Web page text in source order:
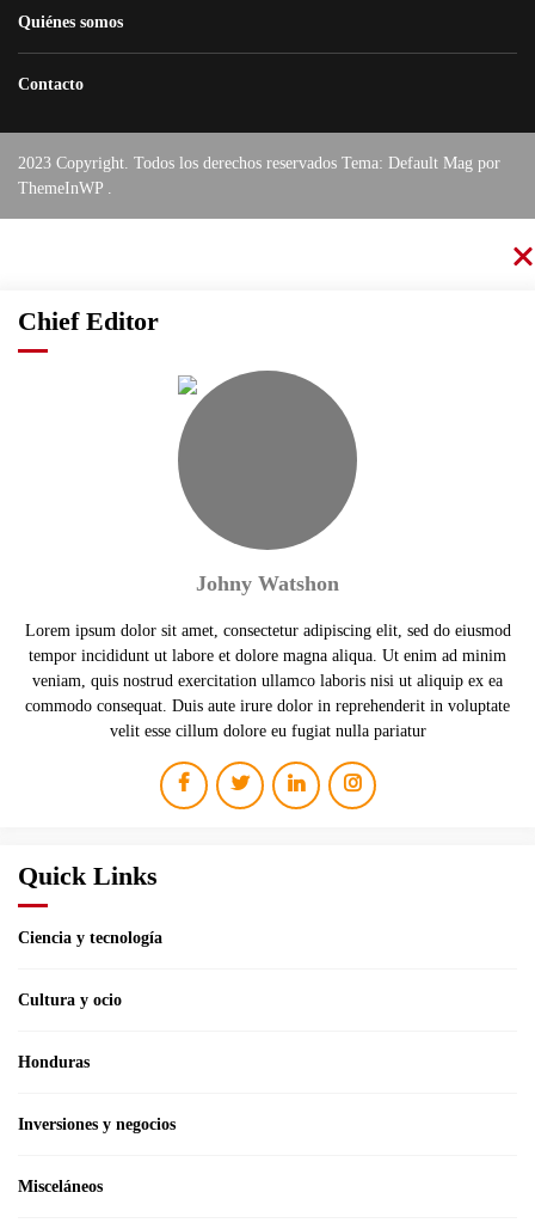
Quiénes somos
Contacto
2023 Copyright. Todos los derechos reservados Tema: Default Mag por
ThemeInWP .
Chief Editor
Johny Watshon
Lorem ipsum dolor sit amet, consectetur adipiscing elit, sed do eiusmod
tempor incididunt ut labore et dolore magna aliqua. Ut enim ad minim
veniam, quis nostrud exercitation ullamco laboris nisi ut aliquip ex ea
commodo consequat. Duis aute irure dolor in reprehenderit in voluptate
velit esse cillum dolore eu fugiat nulla pariatur
Quick Links
Ciencia y tecnología
Cultura y ocio
Honduras
Inversiones y negocios
Misceláneos